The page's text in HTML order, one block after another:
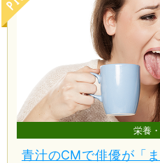
栄養
青汁のCMで俳優が「